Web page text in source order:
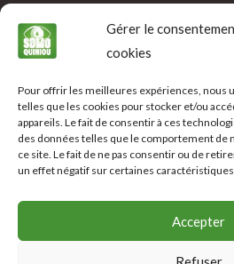
Gérer le
cookies
Pour offrir les meilleures expériences, nous
telles que les cookies pour stocker et/ou
appareils. Le fait de consentir à ces
des données telles que le comportement de
ce site. Le fait de ne pas consentir ou de
un effet négatif sur certaines
Accepter
Modes de paiement
Livraison
Suivez-Nous